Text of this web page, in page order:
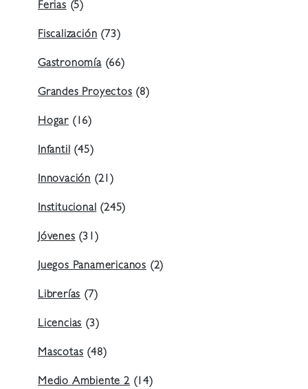
Ferias (5)
Fiscalización (73)
Gastronomía(66)
Grandes Proyectos (8)
Hogar (16)
Infantil (45)
Innovación (21)
Institucional (245)
Jóvenes (31)
Juegos Panamericanos (2)
Librerías (7)
Licencias (3)
Mascotas (48)
Medio Ambiente 2(14)